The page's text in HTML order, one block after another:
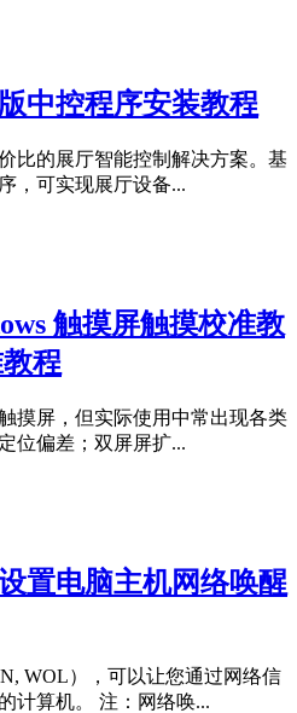
中控程序安装教程
比的展厅智能控制解决方案。基
，可实现展厅设备...
触摸屏触摸校准教
程
摸屏，但实际使用中常出现各类
位偏差；双屏屏扩...
置电脑主机网络唤醒
WOL），可以让您通过网络信
计算机。 注：网络唤...